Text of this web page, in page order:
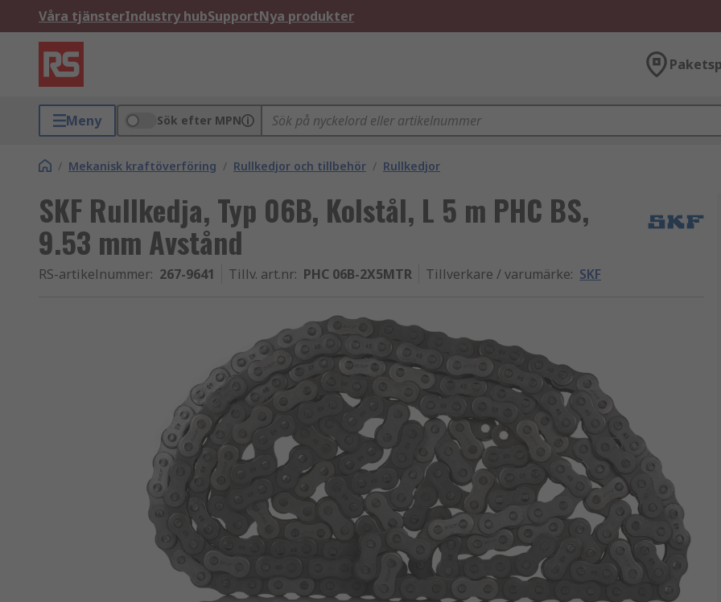
Våra tjänsterIndustry hubSupportNya produkter
Meny Sök efter MPN
/ Mekanisk kraftöverföring / Rullkedjor och tillbehör / Rullkedjor
SKF Rullkedja, Typ 06B, Kolstål, L 5 m PHC BS,
9.53 mm Avstånd
RS-artikelnummer: 267-9641 Tillv. art.nr: PHC 06B-2X5MTR Tillverkare / varumärke: SKF